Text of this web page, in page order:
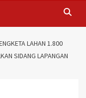
LAHAN 1.800
SIDANG LAPANGAN